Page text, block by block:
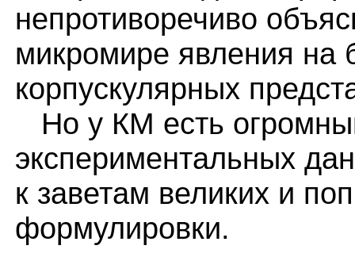
непротиворечиво
микромире явления на
корпускулярных
Но у КМ есть
экспериментальных
к заветам великих и
формулировки.